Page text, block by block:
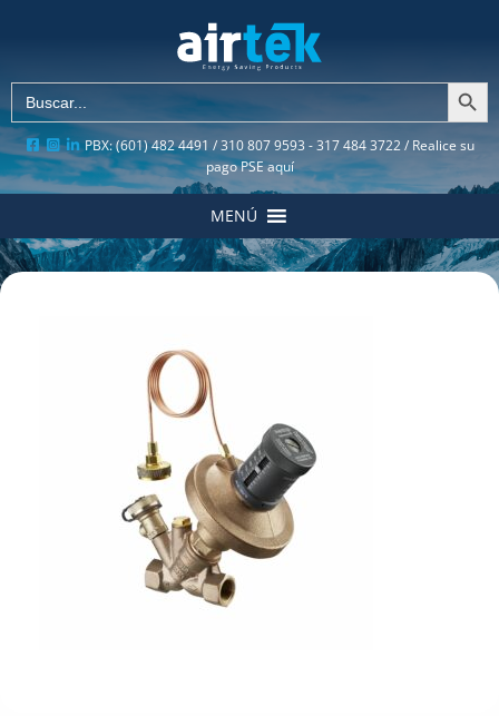
Buscar: Botón de
PBX: (601) 482 4491 / 310 807 9593 - 317 484 3722 / Realice su
pago PSE aquí
MENÚ